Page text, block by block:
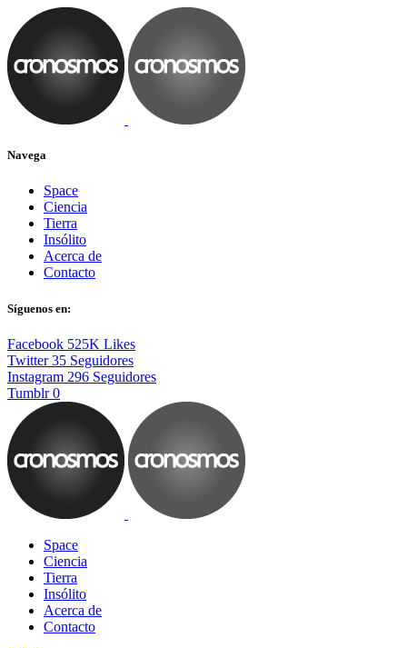
Navega
Space
Ciencia
Tierra
Insólito
Acerca de
Contacto
Síguenos en:
Facebook 525K Likes
Twitter 35 Seguidores
Instagram 296 Seguidores
Tumblr 0
Space
Ciencia
Tierra
Insólito
Acerca de
Contacto